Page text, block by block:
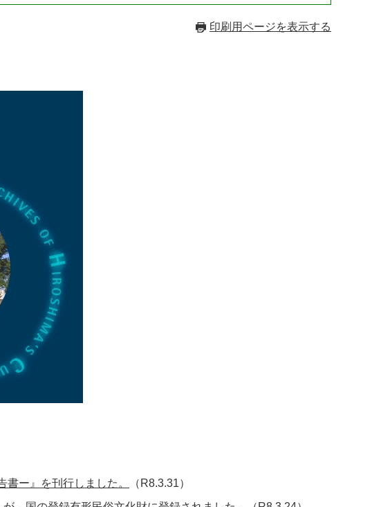
印刷用ページを表示する
書ー』を刊行しました。
（R8.3.31）